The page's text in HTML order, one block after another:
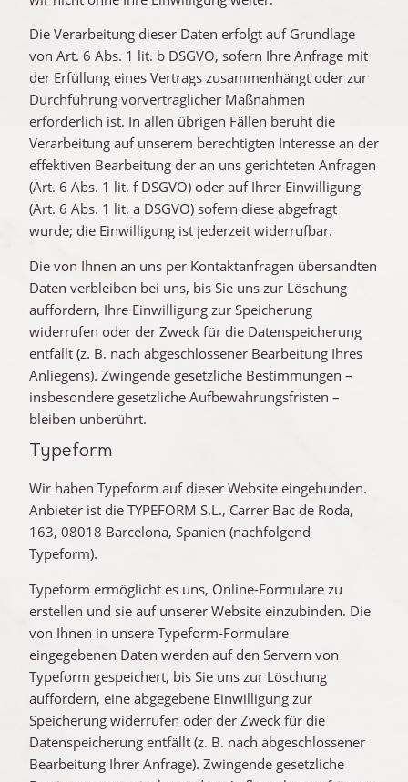
Die Verarbeitung dieser Daten erfolgt auf Grundlage
von Art. 6 Abs. 1 lit. b DSGVO, sofern Ihre Anfrage mit
der Erfüllung eines Vertrags zusammenhängt oder zur
Durchführung vorvertraglicher Maßnahmen
erforderlich ist. In allen übrigen Fällen beruht die
Verarbeitung auf unserem berechtigten Interesse an der
effektiven Bearbeitung der an uns gerichteten Anfragen
(Art. 6 Abs. 1 lit. f DSGVO) oder auf Ihrer Einwilligung
(Art. 6 Abs. 1 lit. a DSGVO) sofern diese abgefragt
wurde; die Einwilligung ist jederzeit widerrufbar.
Die von Ihnen an uns per Kontaktanfragen übersandten
Daten verbleiben bei uns, bis Sie uns zur Löschung
auffordern, Ihre Einwilligung zur Speicherung
widerrufen oder der Zweck für die Datenspeicherung
entfällt (z. B. nach abgeschlossener Bearbeitung Ihres
Anliegens). Zwingende gesetzliche Bestimmungen –
insbesondere gesetzliche Aufbewahrungsfristen –
bleiben unberührt.
Typeform
Wir haben Typeform auf dieser Website eingebunden.
Anbieter ist die TYPEFORM S.L., Carrer Bac de Roda,
163, 08018 Barcelona, Spanien (nachfolgend
Typeform).
Typeform ermöglicht es uns, Online-Formulare zu
erstellen und sie auf unserer Website einzubinden. Die
von Ihnen in unsere Typeform-Formulare
eingegebenen Daten werden auf den Servern von
Typeform gespeichert, bis Sie uns zur Löschung
auffordern, eine abgegebene Einwilligung zur
Speicherung widerrufen oder der Zweck für die
Datenspeicherung entfällt (z. B. nach abgeschlossener
Bearbeitung Ihrer Anfrage). Zwingende gesetzliche